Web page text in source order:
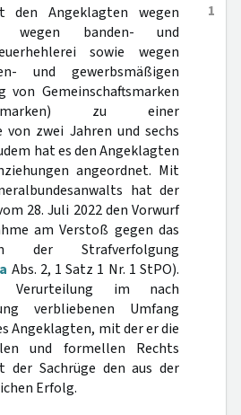
1
den Angeklagten wegen
wegen banden- und
sowie wegen
und gewerbsmäßigen
von Gemeinschaftsmarken
zu einer
zwei Jahren und sechs
hat es den Angeklagten
angeordnet. Mit
hat der
28. Juli 2022 den Vorwurf
am Verstoß gegen das
der Strafverfolgung
Abs. 2, 1 Satz 1 Nr. 1 StPO).
Verurteilung im nach
verbliebenen Umfang
Angeklagten, mit der er die
und formellen Rechts
Sachrüge den aus der
Erfolg.